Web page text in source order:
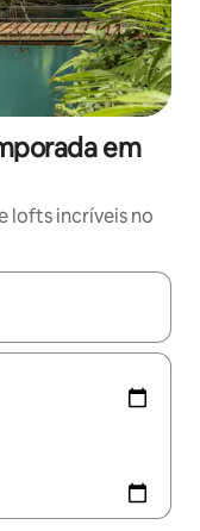
em
lofts incríveis no
explore-os